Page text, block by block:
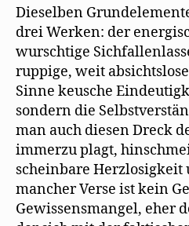
Dieselben
drei Werken: der
wurschtige
ruppige, weit
Sinne keusche
sondern die
man auch diesen Dreck
immerzu plagt,
scheinbare Herzlosigkeit
mancher Verse ist kein
Gewissensmangel, eher